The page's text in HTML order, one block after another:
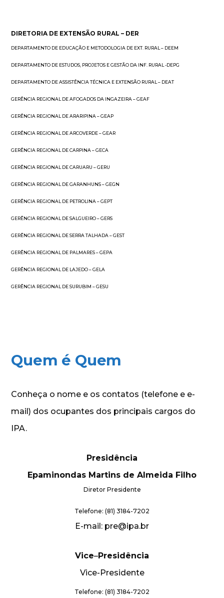
DIRETORIA DE EXTENSÃO RURAL – DER
DEPARTAMENTO DE EDUCAÇÃO E METODOLOGIA DE EXT. RURAL – DEEM
DEPARTAMENTO DE ESTUDOS, PROJETOS E GESTÃO DA INF. RURAL -DEPG
DEPARTAMENTO DE ASSISTÊNCIA TÉCNICA E EXTENSÃO RURAL – DEAT
GERÊNCIA REGIONAL DE AFOGADOS DA INGAZEIRA – GEAF
GERÊNCIA REGIONAL DE ARARIPINA – GEAP
GERÊNCIA REGIONAL DE ARCOVERDE – GEAR
GERÊNCIA REGIONAL DE CARPINA – GECA
GERÊNCIA REGIONAL DE CARUARU – GERU
GERÊNCIA REGIONAL DE GARANHUNS – GEGN
GERÊNCIA REGIONAL DE PETROLINA – GEPT
GERÊNCIA REGIONAL DE SALGUEIRO – GERS
GERÊNCIA REGIONAL DE SERRA TALHADA – GEST
GERÊNCIA REGIONAL DE PALMARES – GEPA
GERÊNCIA REGIONAL DE LAJEDO – GELA
GERÊNCIA REGIONAL DE SURUBIM – GESU
Quem é Quem
Conheça o nome e os contatos (telefone e e-
mail) dos ocupantes dos principais cargos do
IPA.
Presidência
Epaminondas Martins de Almeida Filho
Diretor Presidente
Telefone: (81) 3184-7202
E-mail: pre@ipa.br
Vice–Presidência
Vice-Presidente
Telefone: (81) 3184-7202